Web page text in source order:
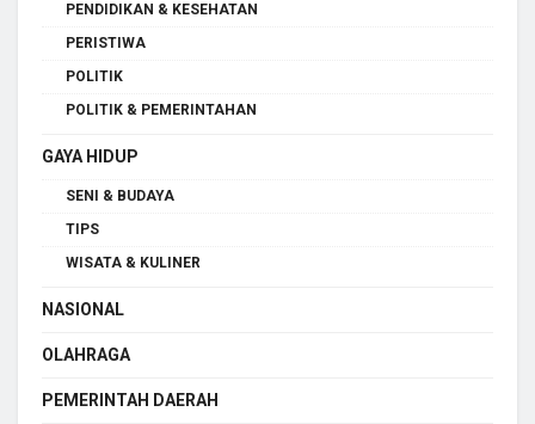
PENDIDIKAN & KESEHATAN
PERISTIWA
POLITIK
POLITIK & PEMERINTAHAN
GAYA HIDUP
SENI & BUDAYA
TIPS
WISATA & KULINER
NASIONAL
OLAHRAGA
PEMERINTAH DAERAH